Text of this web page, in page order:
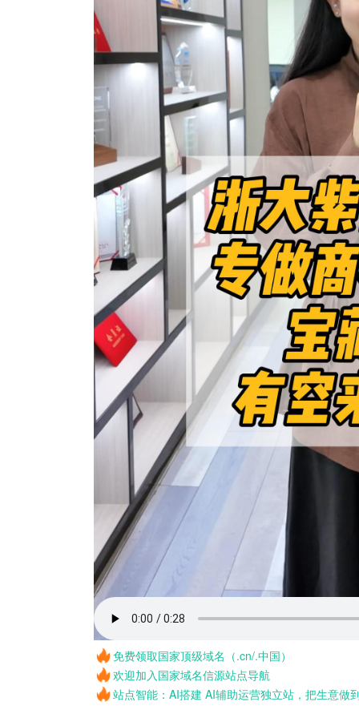
免费领取国家顶级域名（.cn/.中国）
欢迎加入国家域名信源站点导航
站点智能：AI搭建 AI辅助运营独立站，把生意做